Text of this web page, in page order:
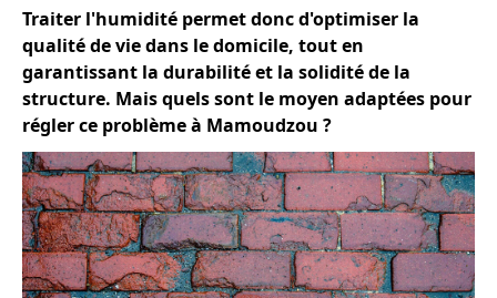
Traiter l'humidité permet donc d'optimiser la
qualité de vie dans le domicile, tout en
garantissant la durabilité et la solidité de la
structure. Mais quels sont le moyen adaptées pour
régler ce problème à Mamoudzou ?